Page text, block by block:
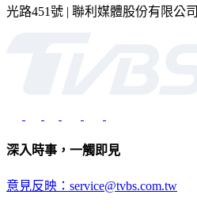
光路451號 | 聯利媒體股份有限公司
深入時事，一觸即見
意見反映：service@tvbs.com.tw